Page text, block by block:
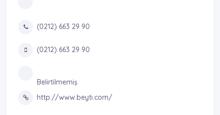
(0212) 663 29 90
(0212) 663 29 90
Belirtilmemiş
http://www.beyti.com/